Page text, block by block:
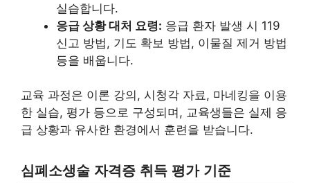
실습합니다.
응급 상황 대처 요령: 응급 환자 발생 시 119
신고 방법, 기도 확보 방법, 이물질 제거 방법
등을 배웁니다.
교육 과정은 이론 강의, 시청각 자료, 마네킹을 이용
한 실습, 평가 등으로 구성되며, 교육생들은 실제 응
급 상황과 유사한 환경에서 훈련을 받습니다.
심폐소생술 자격증 취득 평가 기준